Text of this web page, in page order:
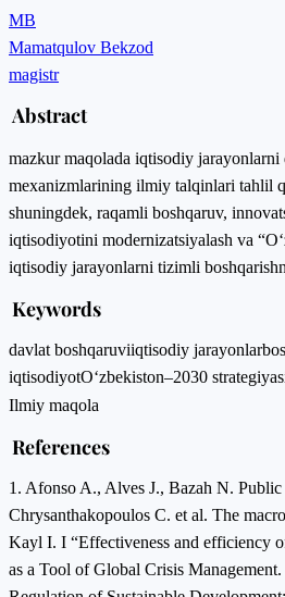
MB
Mamatqulov Bekzod
magistr
Abstract
mazkur maqolada iqtisodiy
mexanizmlarining ilmiy talqinlari tahlil
shuningdek, raqamli boshqaruv,
iqtisodiyotini modernizatsiyalash va
iqtisodiy jarayonlarni tizimli
Keywords
davlat boshqaruviiqtisodiy jarayonlar
iqtisodiyotO‘zbekiston–2030
Ilmiy maqola
References
1. Afonso A., Alves J., Bazah N.
Chrysanthakopoulos C. et al. The
Kayl I. I “Effectiveness and efficiency
as a Tool of Global Crisis